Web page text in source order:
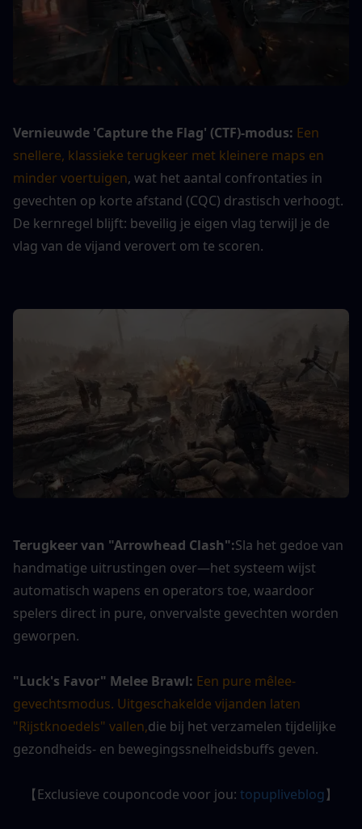
Vernieuwde 'Capture the Flag' (CTF)-modus: Een
snellere, klassieke terugkeer met kleinere maps en
minder voertuigen, wat het aantal confrontaties in
gevechten op korte afstand (CQC) drastisch verhoogt.
De kernregel blijft: beveilig je eigen vlag terwijl je de
vlag van de vijand verovert om te scoren.
Terugkeer van "Arrowhead Clash":Sla het gedoe van
handmatige uitrustingen over—het systeem wijst
automatisch wapens en operators toe, waardoor
spelers direct in pure, onvervalste gevechten worden
geworpen.
"Luck's Favor" Melee Brawl: Een pure mêlee-
gevechtsmodus. Uitgeschakelde vijanden laten
"Rijstknoedels" vallen,die bij het verzamelen tijdelijke
gezondheids- en bewegingssnelheidsbuffs geven.
【Exclusieve couponcode voor jou: topupliveblog】